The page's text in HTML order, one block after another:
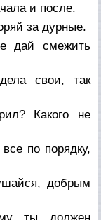
и после.
за дурные.
дай смежить
свои, так
Какого не
по порядку,
добрым